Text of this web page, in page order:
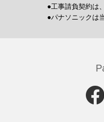
●工事請負契約は
●パナソニックは